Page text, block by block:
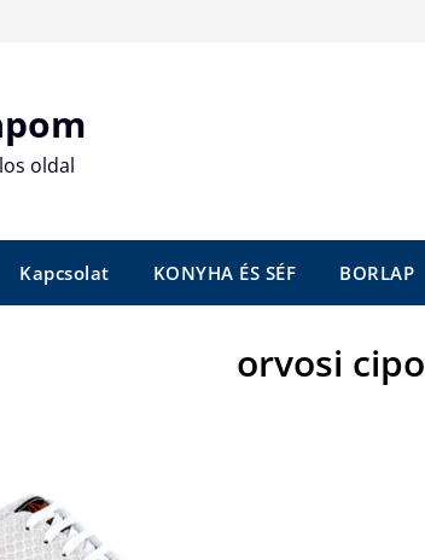
oldal
Kapcsolat KONYHA ÉS SÉF BORLAP
orvosi cipo